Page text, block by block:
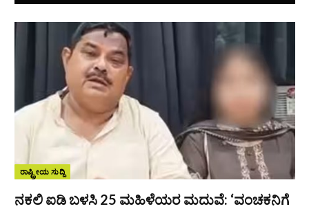
ರಾಷ್ಟ್ರೀಯ ಸುದ್ದಿ
ನಕಲಿ ಐಡಿ ಬಳಸಿ 25 ಮಹಿಳೆಯರ ಮದುವೆ: ‘ವಂಚಕನಿಗೆ